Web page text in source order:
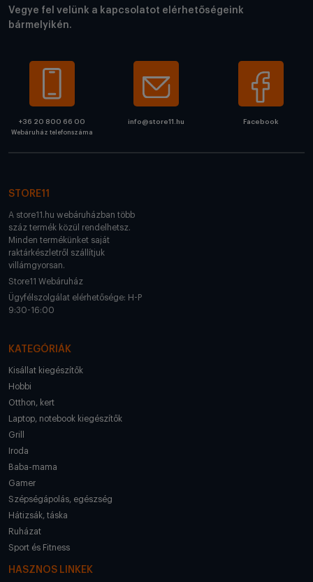
Vegye fel velünk a kapcsolatot elérhetőségeink
bármelyikén.
+36 20 800 66 00
Webáruház telefonszáma
info@store11.hu Facebook
STORE11
A store11.hu webáruházban több
száz termék közül rendelhetsz.
Minden termékünket saját
raktárkészletről szállítjuk
villámgyorsan.
Store11 Webáruház
Ügyfélszolgálat elérhetősége: H-P
9:30-16:00
KATEGÓRIÁK
Kisállat kiegészítők
Hobbi
Otthon, kert
Laptop, notebook kiegészítők
Grill
Iroda
Baba-mama
Gamer
Szépségápolás, egészség
Hátizsák, táska
Ruházat
Sport és Fitness
HASZNOS LINKEK